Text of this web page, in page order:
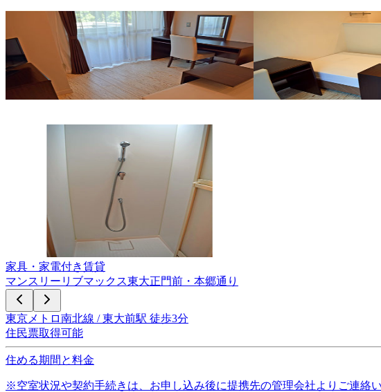
家具・家電付き賃貸
マンスリーリブマックス東大正門前・本郷通り
東京メトロ南北線 / 東大前駅 徒歩3分
住民票取得可能
住める期間と料金
※空室状況や契約手続きは、お申し込み後に提携先の管理会社よりご連絡い